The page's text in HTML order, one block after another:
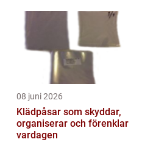
08 juni 2026
Klädpåsar som skyddar,
organiserar och förenklar
vardagen